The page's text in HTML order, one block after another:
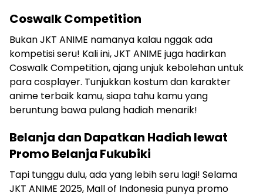
Coswalk Competition
Bukan JKT ANIME namanya kalau nggak ada
kompetisi seru! Kali ini, JKT ANIME juga hadirkan
Coswalk Competition, ajang unjuk kebolehan untuk
para cosplayer. Tunjukkan kostum dan karakter
anime terbaik kamu, siapa tahu kamu yang
beruntung bawa pulang hadiah menarik!
Belanja dan Dapatkan Hadiah lewat
Promo Belanja Fukubiki
Tapi tunggu dulu, ada yang lebih seru lagi! Selama
JKT ANIME 2025, Mall of Indonesia punya promo